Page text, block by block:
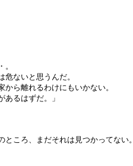
ないと思うんだ。
ら離れるわけにもいかない。
るはずだ。」
ころ、まだそれは見つかってない。